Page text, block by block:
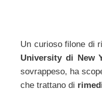
Un curioso filone di
University di New
sovrappeso, ha
che trattano di